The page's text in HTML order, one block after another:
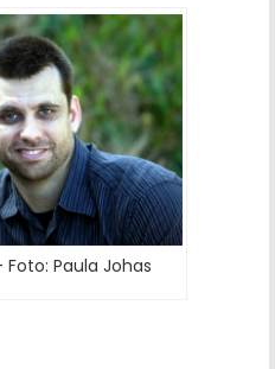
Foto: Paula Johas